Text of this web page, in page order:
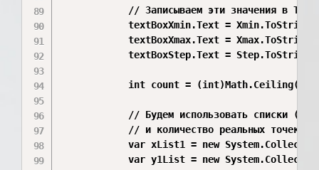
// Записываем эти значения в
textBoxXmin.Text =
textBoxXmax.Text =
textBoxStep.Text =
int count =
// Будем использовать списки
// и количество реальных точек
var xList1 = new
var y1List = new